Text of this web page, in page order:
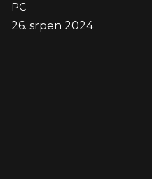
PC
26. srpen 2024